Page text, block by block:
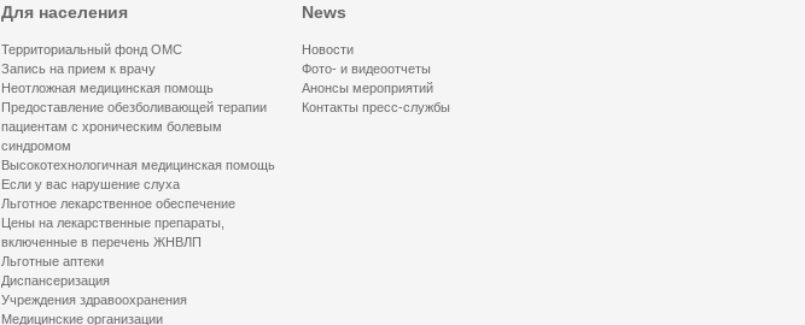
Для населения
Территориальный фонд ОМС
Запись на прием к врачу
Неотложная медицинская помощь
Предоставление обезболивающей терапии
пациентам с хроническим болевым
синдромом
Высокотехнологичная медицинская помощь
Если у вас нарушение слуха
Льготное лекарственное обеспечение
Цены на лекарственные препараты,
включенные в перечень ЖНВЛП
Льготные аптеки
Диспансеризация
Учреждения здравоохранения
Медицинские организации
News
Новости
Фото- и видеоотчеты
Анонсы мероприятий
Контакты пресс-службы